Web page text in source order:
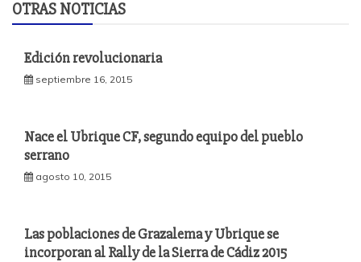
OTRAS NOTICIAS
Edición revolucionaria
septiembre 16, 2015
Nace el Ubrique CF, segundo equipo del pueblo
serrano
agosto 10, 2015
Las poblaciones de Grazalema y Ubrique se
incorporan al Rally de la Sierra de Cádiz 2015